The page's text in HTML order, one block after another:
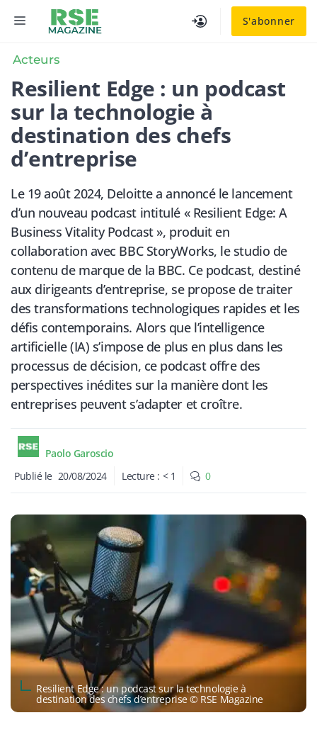
S'abonner
MENU
Acteurs
Resilient Edge : un podcast
sur la technologie à
destination des chefs
d’entreprise
Le 19 août 2024, Deloitte a annoncé le lancement
d’un nouveau podcast intitulé « Resilient Edge: A
Business Vitality Podcast », produit en
collaboration avec BBC StoryWorks, le studio de
contenu de marque de la BBC. Ce podcast, destiné
aux dirigeants d’entreprise, se propose de traiter
des transformations technologiques rapides et les
défis contemporains. Alors que l’intelligence
artificielle (IA) s’impose de plus en plus dans les
processus de décision, ce podcast offre des
perspectives inédites sur la manière dont les
entreprises peuvent s’adapter et croître.
Paolo Garoscio
Publié le 20/08/2024 Lecture : < 1 0
Resilient Edge : un podcast sur la technologie à
destination des chefs d’entreprise © RSE Magazine